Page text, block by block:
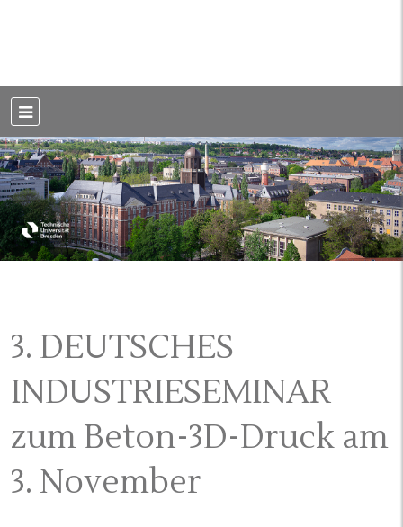
Dresden
3. DEUTSCHES
INDUSTRIESEMINAR
zum Beton-3D-Druck am
3. November